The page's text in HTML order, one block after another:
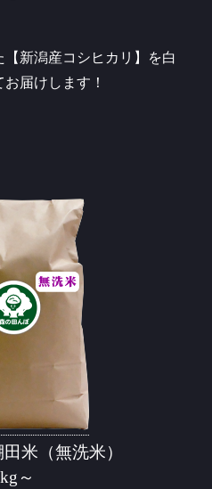
新潟産コシヒカリ】を白
届けします！
米（無洗米）
～